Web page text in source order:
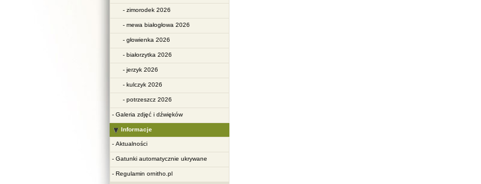
- zimorodek 2026
- mewa białogłowa 2026
- głowienka 2026
- białorzytka 2026
- jerzyk 2026
- kulczyk 2026
- potrzeszcz 2026
- Galeria zdjęć i dźwięków
Informacje
- Aktualności
- Gatunki automatycznie ukrywane
- Regulamin ornitho.pl